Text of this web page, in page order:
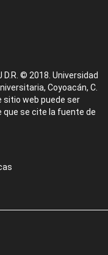
© 2018. Universidad
Coyoacán, C.
sitio web puede ser
se cite la fuente de